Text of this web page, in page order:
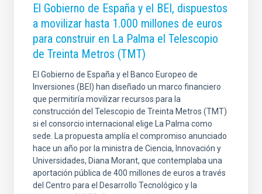
El Gobierno de España y el BEI, dispuestos
a movilizar hasta 1.000 millones de euros
para construir en La Palma el Telescopio
de Treinta Metros (TMT)
El Gobierno de España y el Banco Europeo de
Inversiones (BEI) han diseñado un marco financiero
que permitiría movilizar recursos para la
construcción del Telescopio de Treinta Metros (TMT)
si el consorcio internacional elige La Palma como
sede. La propuesta amplía el compromiso anunciado
hace un año por la ministra de Ciencia, Innovación y
Universidades, Diana Morant, que contemplaba una
aportación pública de 400 millones de euros a través
del Centro para el Desarrollo Tecnológico y la